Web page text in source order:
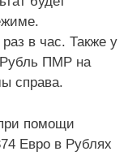
в час. Также у
Рубль ПМР на
справа.
помощи
Евро в Рублях